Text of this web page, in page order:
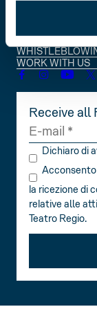
WORK WITH US
Receive all
Dichiaro di
la ricezione di
relative alle
Teatro Regio.